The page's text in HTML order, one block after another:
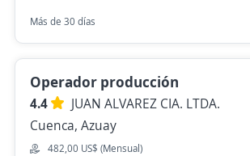
Más de 30 días
Operador producción
4.4
JUAN ALVAREZ CIA. LTDA.
Cuenca, Azuay
482,00 US$ (Mensual)